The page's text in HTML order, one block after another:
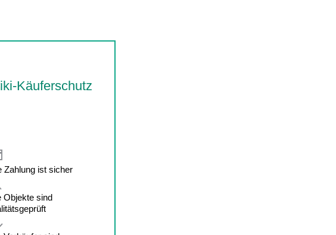
Käuferschutz
Zahlung ist sicher
Objekte sind